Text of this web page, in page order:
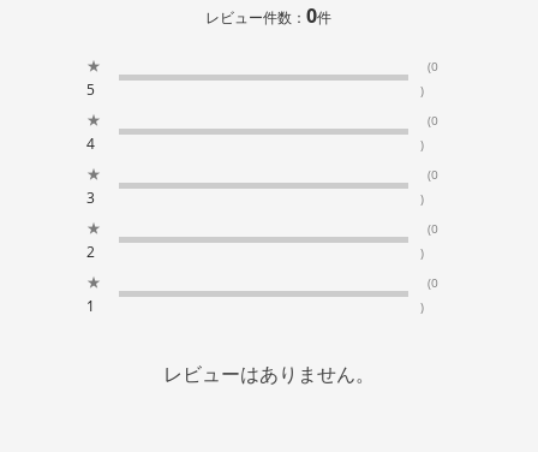
レビュー件数：0件
★
5
(0
)
★
4
(0
)
★
3
(0
)
★
2
(0
)
★
1
(0
)
レビューはありません。